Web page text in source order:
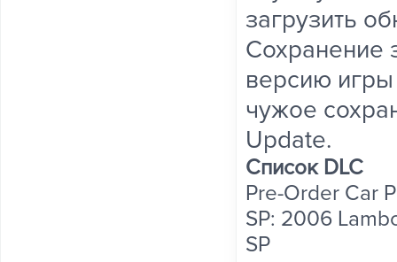
загрузить
Сохранение
версию
чужое
Update.
Список DLC
Pre-Order Car
SP: 2006
SP